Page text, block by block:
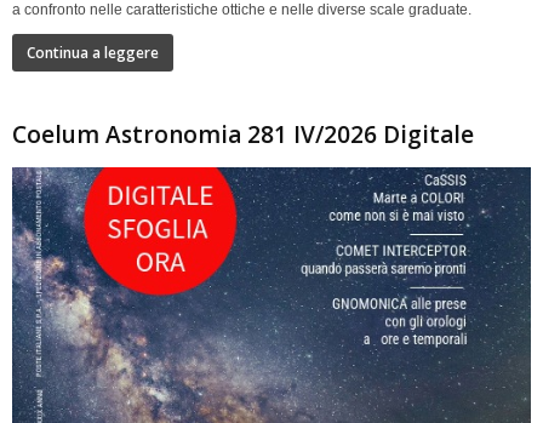
a confronto nelle caratteristiche ottiche e nelle diverse scale graduate.
Continua a leggere
Coelum Astronomia 281 IV/2026 Digitale